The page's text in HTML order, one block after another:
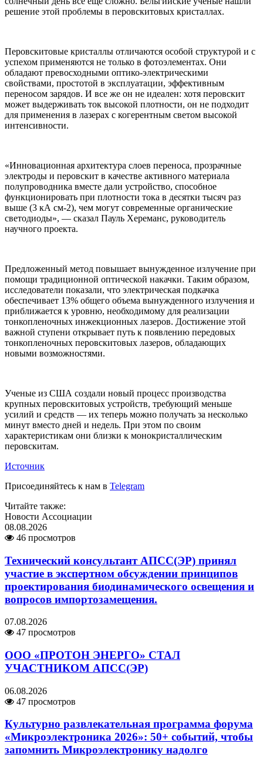
решение этой проблемы в перовскитовых кристаллах.
Перовскитовые кристаллы отличаются особой структурой и с
успехом применяются не только в фотоэлементах. Они
обладают превосходными оптико-электрическими
свойствами, простотой в эксплуатации, эффективным
переносом зарядов. И все же он не идеален: хотя перовскит
может выдерживать ток высокой плотности, он не подходит
для применения в лазерах с когерентным светом высокой
интенсивности.
«Инновационная архитектура слоев переноса, прозрачные
электроды и перовскит в качестве активного материала
полупроводника вместе дали устройство, способное
функционировать при плотности тока в десятки тысяч раз
выше (3 кА см-2), чем могут современные органические
светодиоды», — сказал Пауль Хереманс, руководитель
научного проекта.
Предложенный метод повышает вынужденное излучение при
помощи традиционной оптической накачки. Таким образом,
исследователи показали, что электрическая подкачка
обеспечивает 13% общего объема вынужденного излучения и
приближается к уровню, необходимому для реализации
тонкопленочных инжекционных лазеров. Достижение этой
важной ступени открывает путь к появлению передовых
тонкопленочных перовскитовых лазеров, обладающих
новыми возможностями.
Ученые из США создали новый процесс производства
крупных перовскитовых устройств, требующий меньше
усилий и средств — их теперь можно получать за несколько
минут вместо дней и недель. При этом по своим
характеристикам они близки к монокристаллическим
перовскитам.
Источник
Присоединяйтесь к нам в Telegram
Читайте также:
Новости Ассоциации
08.08.2026
46 просмотров
Технический консультант АПСС(ЭР) принял
участие в экспертном обсуждении принципов
проектирования биодинамического освещения и
вопросов импортозамещения.
07.08.2026
47 просмотров
ООО «ПРОТОН ЭНЕРГО» СТАЛ
УЧАСТНИКОМ АПСС(ЭР)
06.08.2026
47 просмотров
Культурно развлекательная программа форума
«Микроэлектроника 2026»: 50+ событий, чтобы
запомнить Микроэлектронику надолго